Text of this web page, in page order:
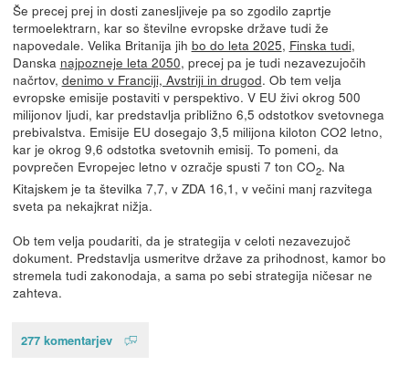
Še precej prej in dosti zanesljiveje pa so zgodilo zaprtje
termoelektrarn, kar so številne evropske države tudi že
napovedale. Velika Britanija jih bo do leta 2025, Finska tudi,
Danska najpozneje leta 2050, precej pa je tudi nezavezujočih
načrtov, denimo v Franciji, Avstriji in drugod. Ob tem velja
evropske emisije postaviti v perspektivo. V EU živi okrog 500
milijonov ljudi, kar predstavlja približno 6,5 odstotkov svetovnega
prebivalstva. Emisije EU dosegajo 3,5 milijona kiloton CO2 letno,
kar je okrog 9,6 odstotka svetovnih emisij. To pomeni, da
povprečen Evropejec letno v ozračje spusti 7 ton CO2. Na
Kitajskem je ta številka 7,7, v ZDA 16,1, v večini manj razvitega
sveta pa nekajkrat nižja.
Ob tem velja poudariti, da je strategija v celoti nezavezujoč
dokument. Predstavlja usmeritve države za prihodnost, kamor bo
stremela tudi zakonodaja, a sama po sebi strategija ničesar ne
zahteva.
277 komentarjev